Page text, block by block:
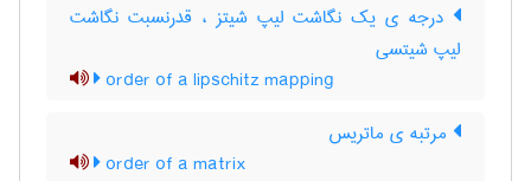
درجه ی یک نگاشت لیپ شیتز ، قدرنسبت نگاشت
لیپ شیتسی
order of a lipschitz mapping
مرتبه ی ماتریس
order of a matrix